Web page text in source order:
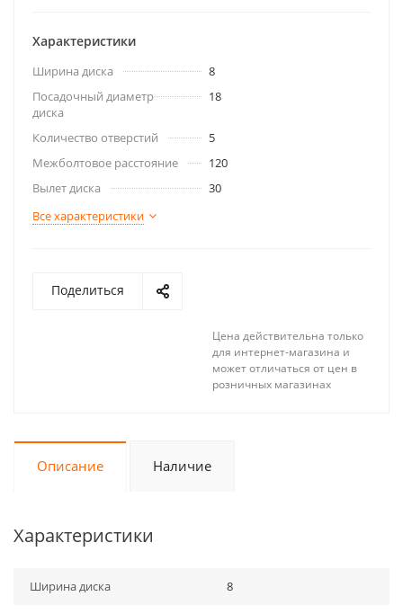
Характеристики
Ширина диска
8
Посадочный диаметр
диска
18
Количество отверстий
5
Межболтовое расстояние
120
Вылет диска
30
Все характеристики
Поделиться
Цена действительна только
для интернет-магазина и
может отличаться от цен в
розничных магазинах
Описание Наличие
Характеристики
Ширина диска 8